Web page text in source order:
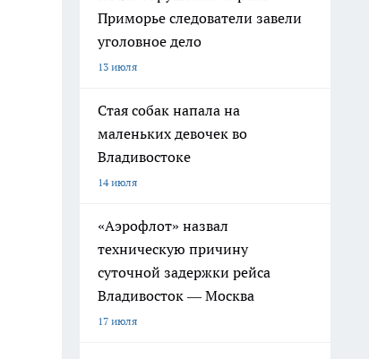
Приморье следователи завели
уголовное дело
13 июля
Стая собак напала на
маленьких девочек во
Владивостоке
14 июля
«Аэрофлот» назвал
техническую причину
суточной задержки рейса
Владивосток — Москва
17 июля